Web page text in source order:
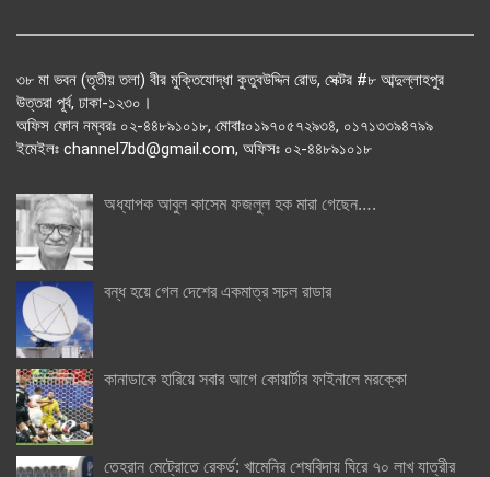
৩৮ মা ভবন (তৃতীয় তলা) বীর মুক্তিযোদ্ধা কুতুবউদ্দিন রোড, সেক্টর #৮ আব্দুল্লাহপুর
উত্তরা পূর্ব, ঢাকা-১২৩০।
অফিস ফোন নম্বরঃ ০২-৪৪৮৯১০১৮, মোবাঃ০১৯৭০৫৭২৯৩৪, ০১৭১৩৩৯৪৭৯৯
ইমেইলঃ channel7bd@gmail.com, অফিসঃ ০২-৪৪৮৯১০১৮
অধ্যাপক আবুল কাসেম ফজলুল হক মারা গেছেন….
বন্ধ হয়ে গেল দেশের একমাত্র সচল রাডার
কানাডাকে হারিয়ে সবার আগে কোয়ার্টার ফাইনালে মরক্কো
তেহরান মেট্রোতে রেকর্ড: খামেনির শেষবিদায় ঘিরে ৭০ লাখ যাত্রীর